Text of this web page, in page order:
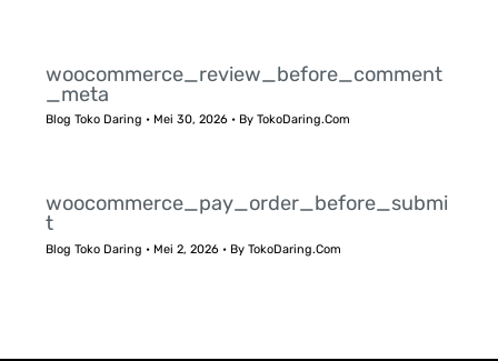
woocommerce_review_before_comment
_meta
Blog Toko Daring • Mei 30, 2026 • ByTokoDaring.Com
woocommerce_pay_order_before_submi
t
Blog Toko Daring • Mei 2, 2026 • ByTokoDaring.Com